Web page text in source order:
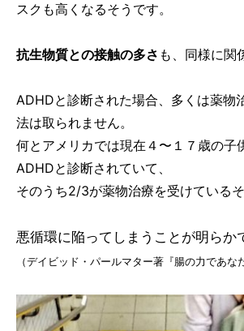
スクも高くなるそうです。
抗生物質との接触の多さ も、同様に関
ADHDと診断された場合、多くは薬物
法は取られません。
何とアメリカでは現在４〜１７歳の子
ADHDと診断されていて、
そのうち2/3が薬物治療を受けているそ
悪循環に陥ってしまうことが明らか
（デイビッド・パールマター著『腸の力であな